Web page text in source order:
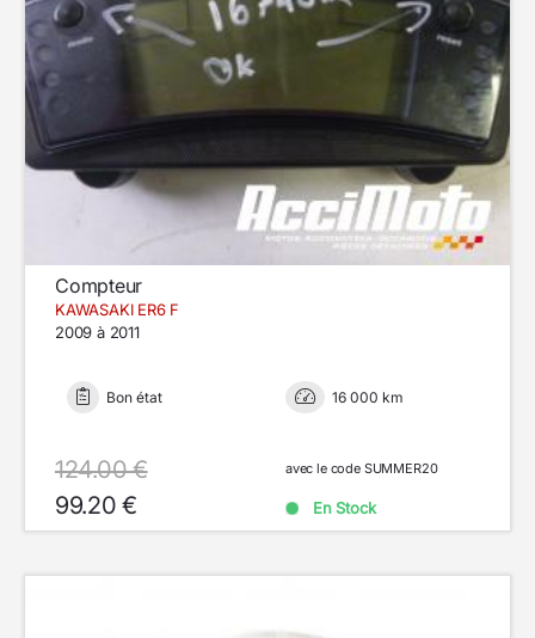
Compteur
KAWASAKI ER6 F
2009 à 2011
Bon état 16 000 km
124.00 €
99.20 €
avec le code SUMMER20
En Stock